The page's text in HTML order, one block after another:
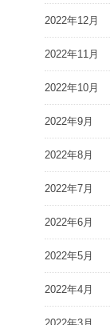
2022年12月
2022年11月
2022年10月
2022年9月
2022年8月
2022年7月
2022年6月
2022年5月
2022年4月